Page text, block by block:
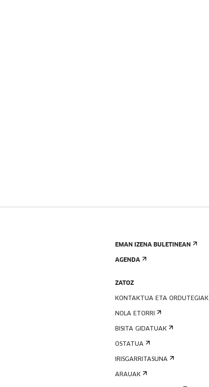
EMAN IZENA BULETINEAN
AGENDA
ZATOZ
KONTAKTUA ETA ORDUTEGIAK
NOLA ETORRI
BISITA GIDATUAK
OSTATUA
IRISGARRITASUNA
ARAUAK